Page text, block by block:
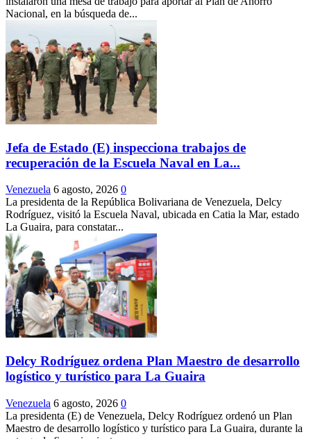
Nacional, en la búsqueda de...
Jefa de Estado (E) inspecciona trabajos de
recuperación de la Escuela Naval en La...
Venezuela 6 agosto, 2026 0
La presidenta de la República Bolivariana de Venezuela, Delcy
Rodríguez, visitó la Escuela Naval, ubicada en Catia la Mar, estado
La Guaira, para constatar...
Delcy Rodríguez ordena Plan Maestro de desarrollo
logístico y turístico para La Guaira
Venezuela 6 agosto, 2026 0
La presidenta (E) de Venezuela, Delcy Rodríguez ordenó un Plan
Maestro de desarrollo logístico y turístico para La Guaira, durante la